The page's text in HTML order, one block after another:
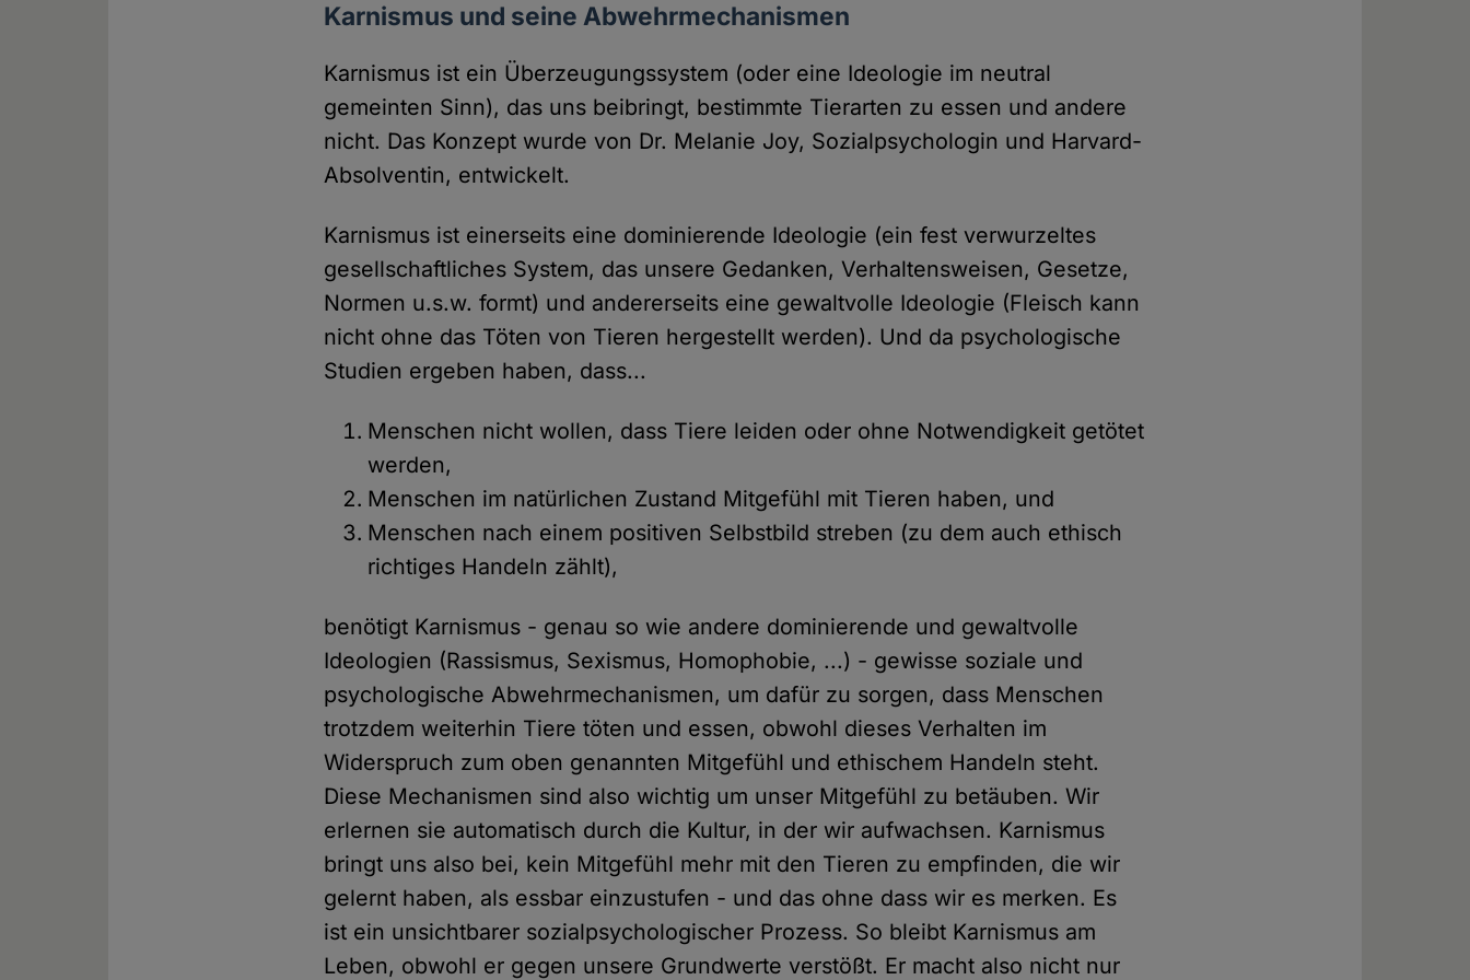
Karnismus und seine Abwehrmechanismen
Karnismus ist ein Überzeugungssystem (oder eine Ideologie im neutral
gemeinten Sinn), das uns beibringt, bestimmte Tierarten zu essen und andere
nicht. Das Konzept wurde von Dr. Melanie Joy, Sozialpsychologin und Harvard-
Absolventin, entwickelt.
Karnismus ist einerseits eine dominierende Ideologie (ein fest verwurzeltes
gesellschaftliches System, das unsere Gedanken, Verhaltensweisen, Gesetze,
Normen u.s.w. formt) und andererseits eine gewaltvolle Ideologie (Fleisch kann
nicht ohne das Töten von Tieren hergestellt werden). Und da psychologische
Studien ergeben haben, dass...
Menschen nicht wollen, dass Tiere leiden oder ohne Notwendigkeit getötet
werden,
Menschen im natürlichen Zustand Mitgefühl mit Tieren haben, und
Menschen nach einem positiven Selbstbild streben (zu dem auch ethisch
richtiges Handeln zählt),
benötigt Karnismus - genau so wie andere dominierende und gewaltvolle
Ideologien (Rassismus, Sexismus, Homophobie, ...) - gewisse soziale und
psychologische Abwehrmechanismen, um dafür zu sorgen, dass Menschen
trotzdem weiterhin Tiere töten und essen, obwohl dieses Verhalten im
Widerspruch zum oben genannten Mitgefühl und ethischem Handeln steht.
Diese Mechanismen sind also wichtig um unser Mitgefühl zu betäuben. Wir
erlernen sie automatisch durch die Kultur, in der wir aufwachsen. Karnismus
bringt uns also bei, kein Mitgefühl mehr mit den Tieren zu empfinden, die wir
gelernt haben, als essbar einzustufen - und das ohne dass wir es merken. Es
ist ein unsichtbarer sozialpsychologischer Prozess. So bleibt Karnismus am
Leben, obwohl er gegen unsere Grundwerte verstößt. Er macht also nicht nur